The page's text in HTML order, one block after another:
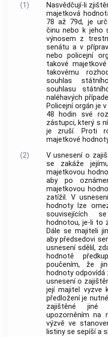
(1)
Nasvědčují-li
majetková
78 až 79d, je
činu nebo k jeho
výnosem z
senátu a v
nebo policejní
takové
takovému
souhlas
souhlasu
naléhavých
Policejní orgán je
48 hodin své
zástupci, který s
je zruší. Proti
majetkové
(2)
V usnesení o
se zakáže
majetkovou
aby po
majetkovou
zatížil. V
hodnoty lze
souvisejících
hodnotou, je-li to
Dále se majiteli
aby předsedovi
usnesení sdělil,
hodnotě
poučením, že
hodnoty
usnesení o
její majitel vyzve
předložení je
zajištěné jiné
upozorněním na
výzvě ve
listiny se sepíší a